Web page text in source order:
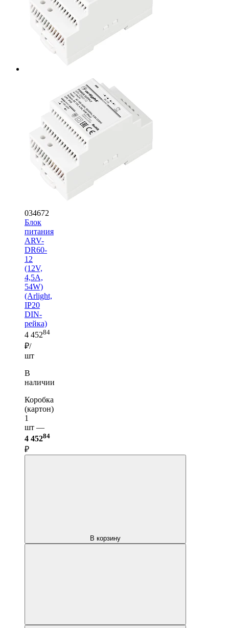
034672
Блок
питания
ARV-
DR60-
12
(12V,
4,5A,
54W)
(Arlight,
IP20
DIN-
рейка)
4 45284
₽/
шт
В
наличии
Коробка
(картон)
1
шт —
4 45284
₽
В корзину